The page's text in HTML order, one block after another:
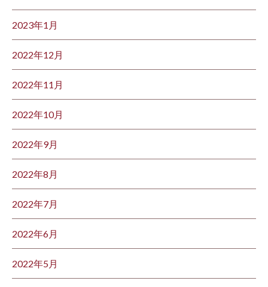
2023年1月
2022年12月
2022年11月
2022年10月
2022年9月
2022年8月
2022年7月
2022年6月
2022年5月